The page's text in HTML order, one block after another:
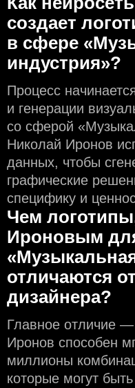
создаeт
в сфере
индустрия»?
Процесс
и генерации
со сферой
Николай Иронов
данных, чтобы
графические
специфику и
Чем
Ироновым
отличаются
дизайнера?
Главное отличие
Иронов способен
миллионы
которые могут